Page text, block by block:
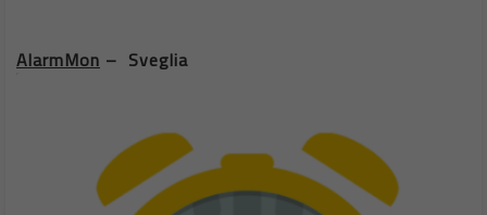
AlarmMon – Sveglia